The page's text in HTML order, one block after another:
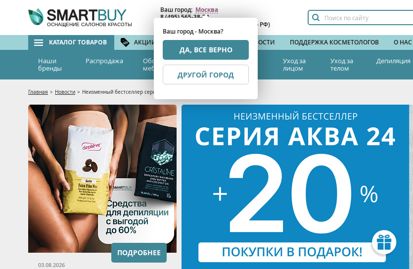
ОСНАЩЕНИЕ САЛОНОВ КРАСОТЫ
Ваш город: Москва
Ваш город - Москва?
ДА, ВСЕ ВЕРНО
ДРУГОЙ ГОРОД
8 (495) 565-38-74
(бесплатный по РФ)
КАТАЛОГ ТОВАРОВ АКЦИИ И СКИДКИ БРЕНДЫ НОВОСТИ ПОДДЕРЖКА КОСМЕТОЛОГОВ О НАС
Наши
бренды
Распродажа
Оборудование и
мебель
Эстетическая
медицина
Уход за
лицом
Уход за
телом
Депиляция
Главная > Новости > Неизменный бестселлер серия Аква 24 + 20% покупки в подарок!
03.08.2026
ПОДРОБНЕЕ